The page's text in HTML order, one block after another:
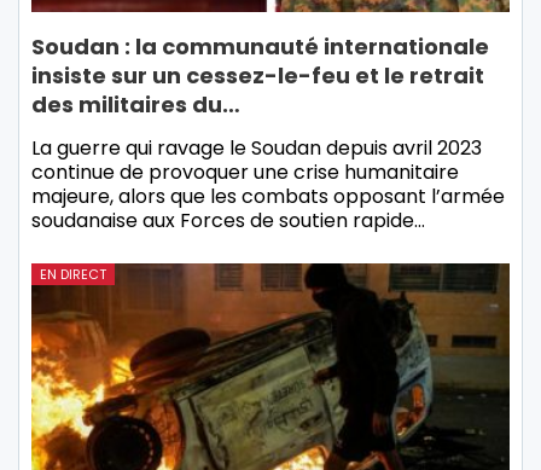
Soudan : la communauté internationale
insiste sur un cessez-le-feu et le retrait
des militaires du…
La guerre qui ravage le Soudan depuis avril 2023
continue de provoquer une crise humanitaire
majeure, alors que les combats opposant l’armée
soudanaise aux Forces de soutien rapide…
EN DIRECT